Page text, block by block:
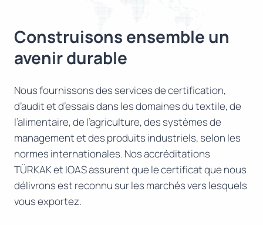
Construisons ensemble un
avenir durable
Nous fournissons des services de certification,
d’audit et d’essais dans les domaines du textile, de
l’alimentaire, de l’agriculture, des systèmes de
management et des produits industriels, selon les
normes internationales. Nos accréditations
TÜRKAK et IOAS assurent que le certificat que nous
délivrons est reconnu sur les marchés vers lesquels
vous exportez.